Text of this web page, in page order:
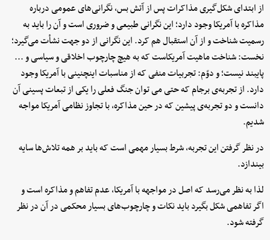
از ابتدای شکل‌گیری مذاکرات پس از آتش بس، نگرانی‌های عمومی درباره
مذاکره با آمریکا وجود دارد؛ این نگرانی طبیعی و ضروری است و آن را باید به
رسمیت شناخت و از آن استقبال هم کرد. این نگرانی از دو جهت نشأت می‌گیرد؛
نخست: شناخت ماهیت آمریکاست که به هیچ چارچوب اخلاقی و سیاسی و ...
پایبند نیست؛ و دوّم: تجربیات منفی که از مناسبات اینچنینی با آمریکا وجود
دارد. از تجربه‌ی برجام که حتی می توان جنگ فعلی را یکی از تبعات پسینی آن
دانست و دو تجربه‌ی پیشین که در حین مذاکره، با تجاوز نظامی آمریکا مواجه
شدیم.
در نظر گرفتن این تجربه، شرط بسیار مهمی است که باید بر همه تلاش‌ها سایه
بیندازد.
لذا به نظر می‌رسد که اصل در مواجهه با آمریکا، عدم تفاهم و مذاکره است و
اگر تفاهمی شکل بگیرد باید نکات و چارچوب‌های بسیار محکمی در آن در نظر
گرفته شود.